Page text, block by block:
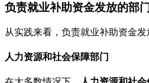
负责就业补助资金发放的部门
从实践来看，负责就业补助资金
人力资源和社会保障部门